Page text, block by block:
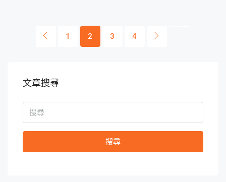
1 2 3 4
文章搜尋
搜尋